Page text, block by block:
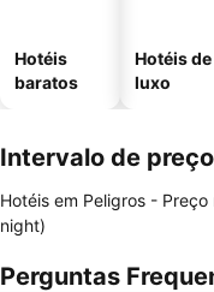
Hotéis
baratos
Hotéis de
luxo
Intervalo de
Hotéis em Peligros - Preço
night)
Perguntas